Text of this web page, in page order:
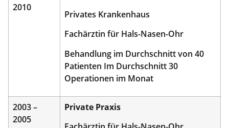
2010
Privates Krankenhaus
Fachärztin für Hals-Nasen-Ohr
Behandlung im Durchschnitt von 40
Patienten Im Durchschnitt 30
Operationen im Monat
2003 –
2005
Private Praxis